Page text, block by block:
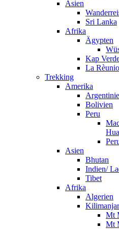
Asien
Sri Lanka
Afrika
Ägypten
Kap
La
Trekking
Amerika
Bolivien
Peru
Asien
Bhutan
Indien/
Tibet
Afrika
Algerien
Mt
Mt